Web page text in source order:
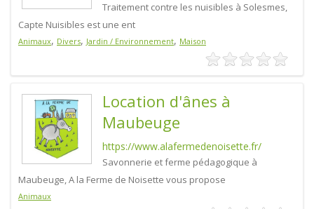
Traitement contre les nuisibles à Solesmes,
Capte Nuisibles est une ent
Animaux, Divers, Jardin / Environnement, Maison
Location d'ânes à
Maubeuge
https://www.alafermedenoisette.fr/
Savonnerie et ferme pédagogique à
Maubeuge, A la Ferme de Noisette vous propose
Animaux